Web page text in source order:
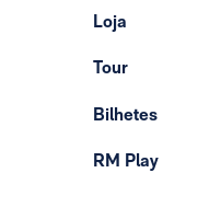
Loja
Tour
Bilhetes
RM Play